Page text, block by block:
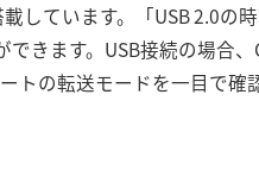
しています。「USB 2.0の
きます。USB接続の場合
トの転送モードを一目で確